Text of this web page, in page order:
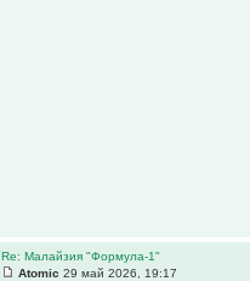
Re: Малайзия "Формула-1"
Atomic 29 май 2026, 19:17